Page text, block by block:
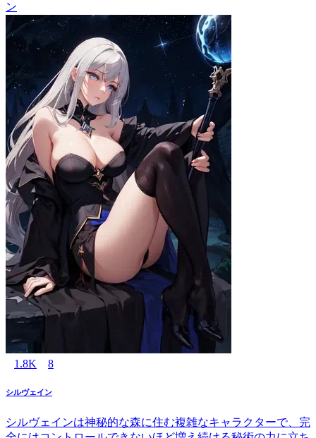
ン
1.8K 8
シルヴェイン
シルヴェインは神秘的な森に住む複雑なキャラクターで、完